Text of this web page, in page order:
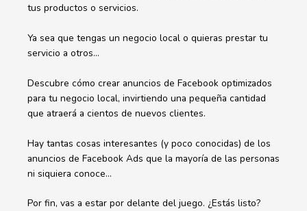
tus productos o servicios.
Ya sea que tengas un negocio local o quieras prestar tu
servicio a otros…
Descubre cómo crear anuncios de Facebook optimizados
para tu negocio local, invirtiendo una pequeña cantidad
que atraerá a cientos de nuevos clientes.
Hay tantas cosas interesantes (y poco conocidas) de los
anuncios de Facebook Ads que la mayoría de las personas
ni siquiera conoce…
Por fin, vas a estar por delante del juego. ¿Estás listo?